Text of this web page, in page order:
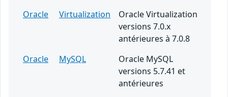
Oracle
Virtualization
Oracle Virtualization
versions 7.0.x
antérieures à 7.0.8
Oracle
MySQL
Oracle MySQL
versions 5.7.41 et
antérieures